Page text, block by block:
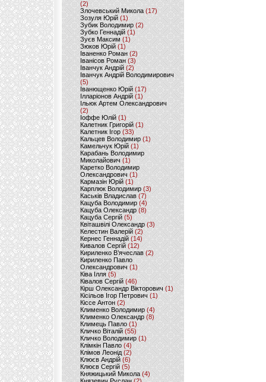
(2)
Злочевський Микола(17)
Зозуля Юрій (1)
Зубик Володимир (2)
Зубко Геннадій (1)
Зуєв Максим(1)
Зюков Юрій (1)
Іваненко Роман (2)
Іванісов Роман (3)
Іванчук Андрій(2)
Іванчук Андрій Володимирович
(5)
Іванющенко Юрій (17)
Ілларіонов Андрій (1)
Ільюк Артем Олександрович
(2)
Іоффе Юлій (1)
Калетник Григорій(1)
Калетник Ігор (33)
Кальцев Володимир(1)
Камельчук Юрій (1)
Карабань Володимир
Миколайович (1)
Каретко Володимир
Олександрович (1)
Кармазін Юрій(1)
Карплюк Володимир(3)
Каськів Владислав (7)
Кацуба Володимир (4)
Кацуба Олександр (8)
Кацуба Сергій (5)
Квіташвілі Олександр(3)
Келестин Валерій(2)
Кернес Геннадій (14)
Кивалов Сергій (12)
Кириленко В’ячеслав (2)
Кириленко Павло
Олександрович (1)
Ківа Ілля (5)
Ківалов Сергій(46)
Кірш Олександр Вікторович (1)
Кісільов Ігор Петрович (1)
Кіссе Антон (2)
Клименко Володимир(4)
Клименко Олександр (8)
Климець Павло (1)
Кличко Віталій(55)
Кличко Володимир (1)
Клімкін Павло (4)
Клімов Леонід(2)
Клюєв Андрій(6)
Клюєв Сергій (5)
Княжицький Микола(4)